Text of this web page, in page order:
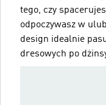
tego, czy
odpoczywasz w
design idealnie
dresowych po